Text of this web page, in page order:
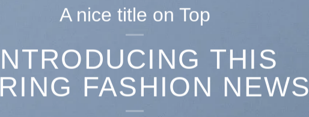
A nice title on Top
THIS
FASHION NEWS